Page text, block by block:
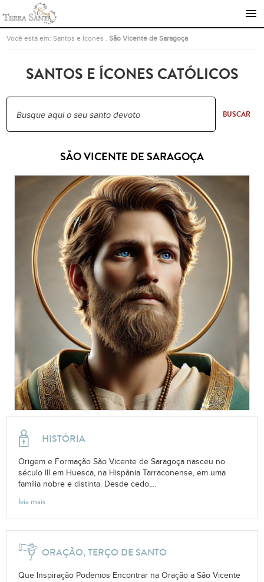
Ir para a página inicial
Você está em:Santos e Ícones .São Vicente de Saragoça
SANTOS E ÍCONES CATÓLICOS
BUSCAR
SÃO VICENTE DE SARAGOÇA
HISTÓRIA
Origem e Formação São Vicente de Saragoça nasceu no
século III em Huesca, na Hispânia Tarraconense, em uma
família nobre e distinta. Desde cedo,...
leia mais
ORAÇÃO, TERÇO DE SANTO
Que Inspiração Podemos Encontrar na Oração a São Vicente